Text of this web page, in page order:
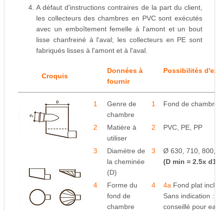
A défaut d'instructions contraires de la part du client,
les collecteurs des chambres en PVC sont exécutés
avec un emboîtement femelle à l'amont et un bout
lisse chanfreiné à l'aval; les collecteurs en PE sont
fabriqués lisses à l'amont et à l'aval.
Croquis
Données à
fournir
Possibilités
1
Genre de
chambre
1 Fond de chambre
2
Matière à
utiliser
2 PVC, PE, PP
3
Diamètre de
la cheminée
(D)
3
Ø 630, 710, 800,
(D min = 2.5x d1)
4
Forme du
fond de
chambre
4 4a Fond plat
Sans indication :
conseillé pour